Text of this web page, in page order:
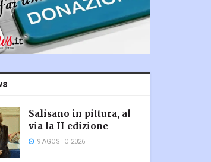
Salisano in pittura, al
via la II edizione
9 AGOSTO 2026